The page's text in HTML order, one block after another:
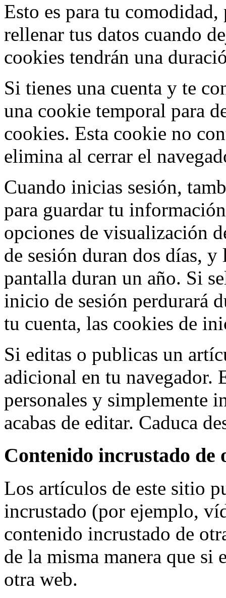
Esto es para tu
rellenar tus datos cuando
cookies tendrán una
Si tienes una cuenta y te
una cookie temporal para
cookies. Esta cookie no
elimina al cerrar el
Cuando inicias sesión,
para guardar tu
opciones de visualización
de sesión duran dos días,
pantalla duran un año. Si
inicio de sesión perdurará
tu cuenta, las cookies de
Si editas o publicas un
adicional en tu navegador.
personales y simplemente
acabas de editar. Caduca
Contenido incrustado de
Los artículos de este sitio
incrustado (por ejemplo,
contenido incrustado de
de la misma manera que
otra web.